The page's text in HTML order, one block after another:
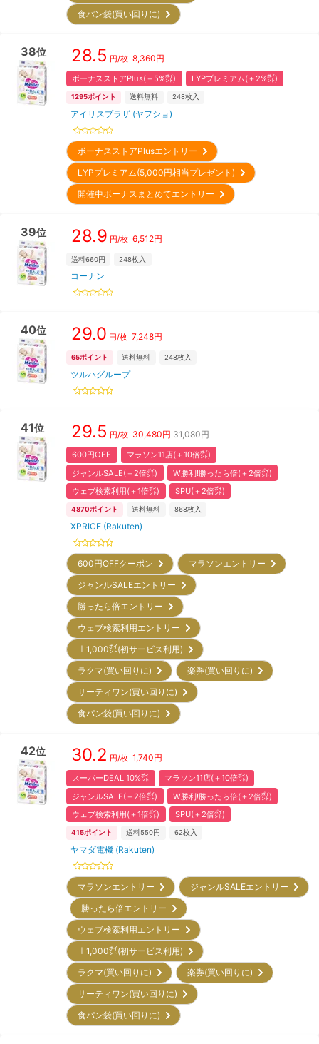
食パン袋(買い回りに)
38位 28.5 円/枚 8,360円
ボーナスストアPlus(＋5%㌽) LYPプレミアム(＋2%㌽)
1295ポイント 送料無料 248枚入
アイリスプラザ (ヤフショ)
ボーナスストアPlusエントリー
LYPプレミアム(5,000円相当プレゼント)
開催中ボーナスまとめてエントリー
39位 28.9 円/枚 6,512円
送料660円 248枚入
コーナン
40位 29.0 円/枚 7,248円
65ポイント 送料無料 248枚入
ツルハグループ
41位 29.5 円/枚 30,480円 31,080円
600円OFF
マラソン11店(＋10倍㌽)
ジャンルSALE(＋2倍㌽)
W勝利!勝ったら倍(＋2倍㌽)
ウェブ検索利用(＋1倍㌽)
SPU(＋2倍㌽)
4870ポイント 送料無料 868枚入
XPRICE (Rakuten)
600円OFFクーポン
マラソンエントリー
ジャンルSALEエントリー
勝ったら倍エントリー
ウェブ検索利用エントリー
＋1,000㌽(初サービス利用)
ラクマ(買い回りに)
楽券(買い回りに)
サーティワン(買い回りに)
食パン袋(買い回りに)
42位 30.2 円/枚 1,740円
スーパーDEAL 10%㌽
マラソン11店(＋10倍㌽)
ジャンルSALE(＋2倍㌽)
W勝利!勝ったら倍(＋2倍㌽)
ウェブ検索利用(＋1倍㌽)
SPU(＋2倍㌽)
415ポイント 送料550円 62枚入
ヤマダ電機 (Rakuten)
マラソンエントリー
ジャンルSALEエントリー
勝ったら倍エントリー
ウェブ検索利用エントリー
＋1,000㌽(初サービス利用)
ラクマ(買い回りに)
楽券(買い回りに)
サーティワン(買い回りに)
食パン袋(買い回りに)